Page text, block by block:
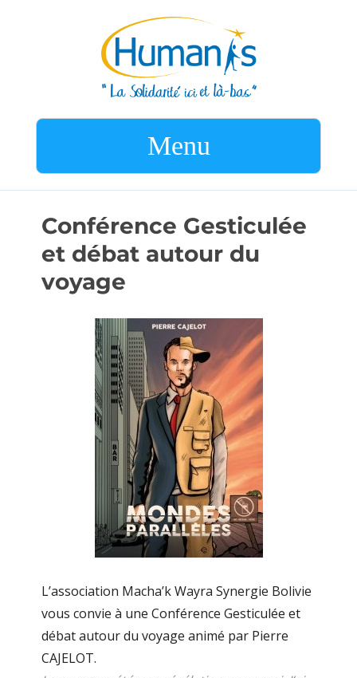
Menu
Conférence Gesticulée
et débat autour du
voyage
L’association Macha’k Wayra Synergie Bolivie
vous convie à une Conférence Gesticulée et
débat autour du voyage animé par Pierre
CAJELOT.